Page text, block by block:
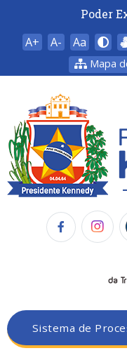
Poder
A+ A- Aa
Mapa
Sistema de